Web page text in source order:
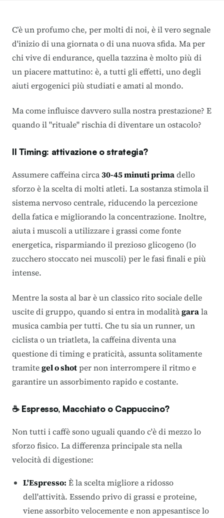
C’è un profumo che, per molti di noi, è il vero segnale
d'inizio di una giornata o di una nuova sfida. Ma per
chi vive di endurance, quella tazzina è molto più di
un piacere mattutino: è, a tutti gli effetti, uno degli
aiuti ergogenici più studiati e amati al mondo.
Ma come influisce davvero sulla nostra prestazione? E
quando il "rituale" rischia di diventare un ostacolo?
Il Timing: attivazione o strategia?
Assumere caffeina circa30-45 minuti primadello
sforzo è la scelta di molti atleti. La sostanza stimola il
sistema nervoso centrale, riducendo la percezione
della fatica e migliorando la concentrazione. Inoltre,
aiuta i muscoli a utilizzare i grassi come fonte
energetica, risparmiando il prezioso glicogeno (lo
zucchero stoccato nei muscoli) per le fasi finali e più
intense.
Mentre la sosta al bar è un classico rito sociale delle
uscite di gruppo, quando si entra in modalitàgarala
musica cambia per tutti. Che tu sia un runner, un
ciclista o un triatleta, la caffeina diventa una
questione di timing e praticità, assunta solitamente
tramitegel o shotper non interrompere il ritmo e
garantire un assorbimento rapido e costante.
☕️ Espresso, Macchiato o Cappuccino?
Non tutti i caffè sono uguali quando c'è di mezzo lo
sforzo fisico. La differenza principale sta nella
velocità di digestione:
L'Espresso: È la scelta migliore a ridosso
dell'attività. Essendo privo di grassi e proteine,
viene assorbito velocemente e non appesantisce lo